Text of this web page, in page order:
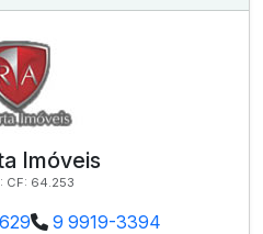
Imóveis
CF: 64.253
9 9919-3394